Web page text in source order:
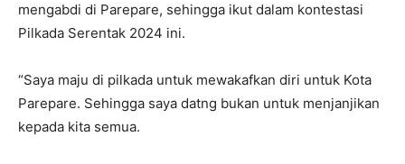
mengabdi di Parepare, sehingga ikut dalam kontestasi
Pilkada Serentak 2024 ini.
“Saya maju di pilkada untuk mewakafkan diri untuk Kota
Parepare. Sehingga saya datng bukan untuk menjanjikan
kepada kita semua.